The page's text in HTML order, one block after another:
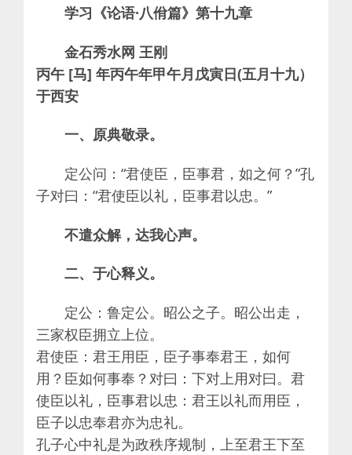
学习《论语·八佾篇》第十九章
金石秀水网 王刚
丙午 [马] 年丙午年甲午月戊寅日(五月十九）
于西安
一、原典敬录。
定公问：“君使臣，臣事君，如之何？”孔
子对曰：“君使臣以礼，臣事君以忠。”
不遣众解，达我心声。
二、于心释义。
定公：鲁定公。昭公之子。昭公出走，
三家权臣拥立上位。
君使臣：君王用臣，臣子事奉君王，如何
用？臣如何事奉？对曰：下对上用对曰。君
使臣以礼，臣事君以忠：君王以礼而用臣，
臣子以忠奉君亦为忠礼。
孔子心中礼是为政秩序规制，上至君王下至